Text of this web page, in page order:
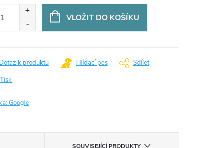
VLOŽIT DO KOŠÍKU
Tisk
k produktu Hlídací pes Sdílet
Google
SOUVISEJÍCÍ PRODUKTY